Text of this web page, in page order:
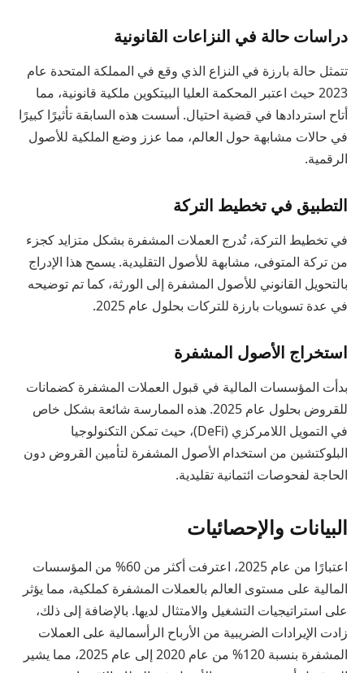
دراسات حالة في النزاعات القانونية
تتمثل حالة بارزة في النزاع الذي وقع في المملكة المتحدة عام
2023 حيث اعتبر المحكمة العليا البيتكوين ملكية قانونية، مما
أتاح استردادها في قضية احتيال. أسست هذه السابقة تأثيرًا كبيرًا
في حالات مشابهة حول العالم، مما عزز وضع الملكية للأصول
الرقمية.
التطبيق في تخطيط التركة
في تخطيط التركة، تُدرج العملات المشفرة بشكل متزايد كجزء
من تركة المتوفى، مشابهة للأصول التقليدية. يسمح هذا الإدراج
بالتحويل القانوني للأصول المشفرة إلى الورثة، كما تم توضيحه
في عدة تسويات بارزة للتركات بحلول عام 2025.
استخراج الأصول المشفرة
بدأت المؤسسات المالية في قبول العملات المشفرة كضمانات
للقروض بحلول عام 2025. هذه الممارسة شائعة بشكل خاص
في التمويل اللامركزي (DeFi)، حيث تمكن التكنولوجيا
البلوكتشين من استخدام الأصول المشفرة لتأمين القروض دون
الحاجة لفحوصات ائتمانية تقليدية.
البيانات والإحصائيات
اعتبارًا من عام 2025، اعترفت أكثر من 60% من المؤسسات
المالية على مستوى العالم بالعملات المشفرة كملكية، مما يؤثر
على استراتيجيات التشغيل والامتثال لديها. بالإضافة إلى ذلك،
زادت الإيرادات الضريبية من الأرباح الرأسمالية على العملات
المشفرة بنسبة 120% من عام 2020 إلى عام 2025، مما يشير